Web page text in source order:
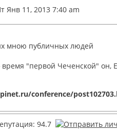
Янв 11, 2013 7:40 am
мною публичных людей
"первой Чеченской" он,
conference/